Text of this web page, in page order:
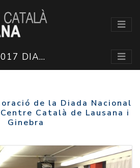
DE CATALUNYA 2017
de la Diada Nacional
Català de Lausana i
Ginebra